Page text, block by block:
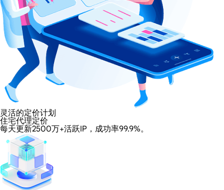
灵活的定价计划
住宅代理定价
每天更新2500万+活跃IP，成功率99.9%。